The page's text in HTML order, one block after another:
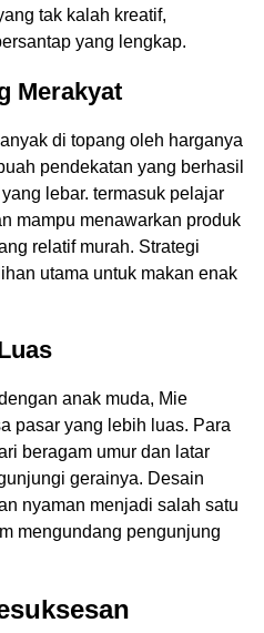
tak kalah kreatif,
yang lengkap.
Merakyat
di topang oleh harganya
pendekatan yang berhasil
lebar. termasuk pelajar
mampu menawarkan produk
relatif murah. Strategi
utama untuk makan enak
anak muda, Mie
pasar yang lebih luas. Para
beragam umur dan latar
gerainya. Desain
nyaman menjadi salah satu
mengundang pengunjung